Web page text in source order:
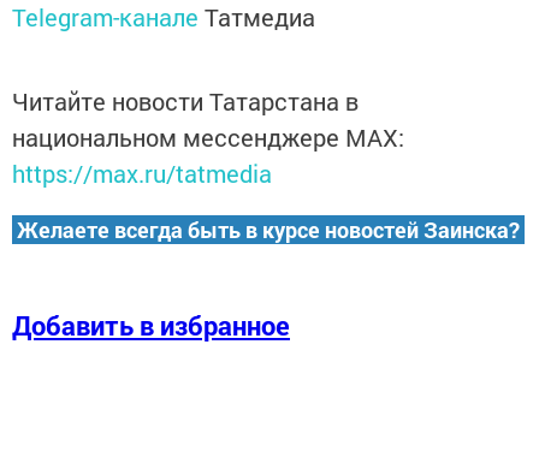
Telegram-канале Татмедиа
Читайте новости Татарстана в
национальном мессенджере MАХ:
https://max.ru/tatmedia
Желаете всегда быть в курсе новостей Заинска?
Добавить в избранное